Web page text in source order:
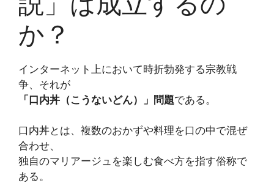
か？
インターネット上において時折勃発する宗教戦
争、それが
「口内丼（こうないどん）」問題である。
口内丼とは、複数のおかずや料理を口の中で混ぜ
合わせ、
独自のマリアージュを楽しむ食べ方を指す俗称で
ある。